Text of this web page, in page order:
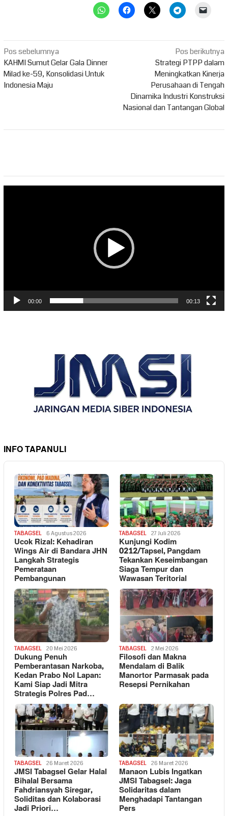
Navigasi
pos
Pos sebelumnya
KAHMI Sumut Gelar Gala Dinner
Milad ke-59, Konsolidasi Untuk
Indonesia Maju
Pos berikutnya
Strategi PTPP dalam
Meningkatkan Kinerja
Perusahaan di Tengah
Dinamika Industri Konstruksi
Nasional dan Tantangan Global
00:00 00:13
INFO TAPANULI
TABAGSEL 6 Agustus 2026
Ucok Rizal: Kehadiran
Wings Air di Bandara JHN
Langkah Strategis
Pemerataan
Pembangunan
TABAGSEL 27 Juli 2026
Kunjungi Kodim
0212/Tapsel, Pangdam
Tekankan Keseimbangan
Siaga Tempur dan
Wawasan Teritorial
TABAGSEL 20 Mei 2026
Dukung Penuh
Pemberantasan Narkoba,
Kedan Prabo Nol Lapan:
Kami Siap Jadi Mitra
Strategis Polres Pad…
TABAGSEL 2 Mei 2026
Filosofi dan Makna
Mendalam di Balik
Manortor Parmasak pada
Resepsi Pernikahan
TABAGSEL 26 Maret 2026
JMSI Tabagsel Gelar Halal
Bihalal Bersama
Fahdriansyah Siregar,
Soliditas dan Kolaborasi
Jadi Priori…
TABAGSEL 26 Maret 2026
Manaon Lubis Ingatkan
JMSI Tabagsel: Jaga
Solidaritas dalam
Menghadapi Tantangan
Pers